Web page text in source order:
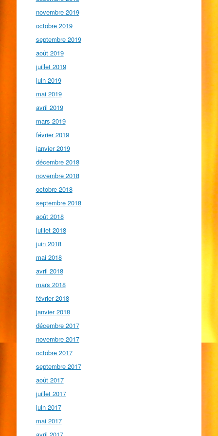
novembre 2019
octobre 2019
septembre 2019
août 2019
juillet 2019
juin 2019
mai 2019
avril 2019
mars 2019
février 2019
janvier 2019
décembre 2018
novembre 2018
octobre 2018
septembre 2018
août 2018
juillet 2018
juin 2018
mai 2018
avril 2018
mars 2018
février 2018
janvier 2018
décembre 2017
novembre 2017
octobre 2017
septembre 2017
août 2017
juillet 2017
juin 2017
mai 2017